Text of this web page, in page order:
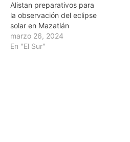
Alistan preparativos para
la observación del eclipse
solar en Mazatlán
marzo 26, 2024
En "El Sur"